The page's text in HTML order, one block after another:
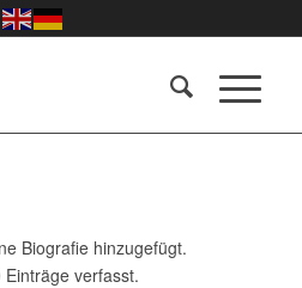
Biografie hinzugefügt.
verfasst.